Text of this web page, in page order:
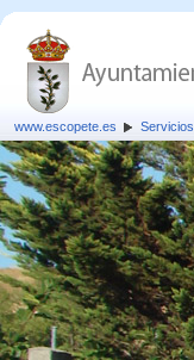
www.escopete.es Servicios